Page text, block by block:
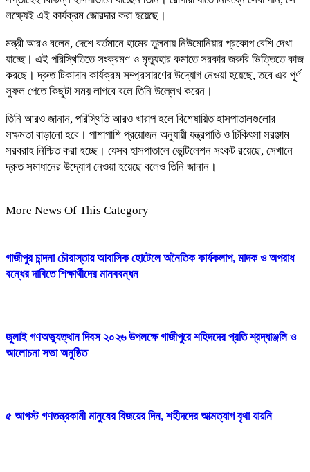
লক্ষ্যেই এই কার্যক্রম জোরদার করা হয়েছে।
মন্ত্রী আরও বলেন, দেশে বর্তমানে হামের তুলনায় নিউমোনিয়ার প্রকোপ বেশি দেখা
যাচ্ছে। এই পরিস্থিতিতে সংক্রমণ ও মৃত্যুহার কমাতে সরকার জরুরি ভিত্তিতে কাজ
করছে। দ্রুত টিকাদান কার্যক্রম সম্প্রসারণের উদ্যোগ নেওয়া হয়েছে, তবে এর পূর্ণ
সুফল পেতে কিছুটা সময় লাগবে বলে তিনি উল্লেখ করেন।
তিনি আরও জানান, পরিস্থিতি আরও খারাপ হলে বিশেষায়িত হাসপাতালগুলোর
সক্ষমতা বাড়ানো হবে। পাশাপাশি প্রয়োজন অনুযায়ী যন্ত্রপাতি ও চিকিৎসা সরঞ্জাম
সরবরাহ নিশ্চিত করা হচ্ছে। যেসব হাসপাতালে ভেন্টিলেশন সংকট রয়েছে, সেখানে
দ্রুত সমাধানের উদ্যোগ নেওয়া হয়েছে বলেও তিনি জানান।
More News Of This Category
গাজীপুর চান্দনা চৌরাস্তায় আবাসিক হোটেলে অনৈতিক কার্যকলাপ, মাদক ও অপরাধ
বন্ধের দাবিতে শিক্ষার্থীদের মানববন্ধন
জুলাই গণঅভ্যুত্থান দিবস ২০২৬ উপলক্ষে গাজীপুরে শহিদদের প্রতি শ্রদ্ধাঞ্জলি ও
আলোচনা সভা অনুষ্ঠিত
৫ আগস্ট গণতন্ত্রকামী মানুষের বিজয়ের দিন, শহীদদের আত্মত্যাগ বৃথা যায়নি